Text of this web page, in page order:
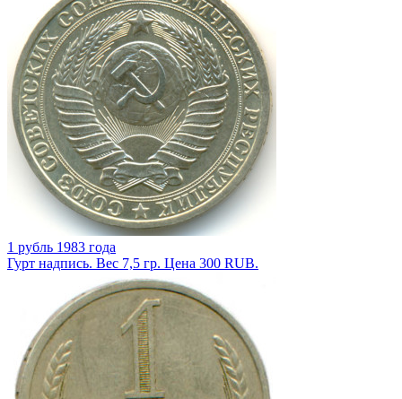
1 рубль 1983 года
Гурт надпись. Вес 7,5 гр. Цена 300 RUB.